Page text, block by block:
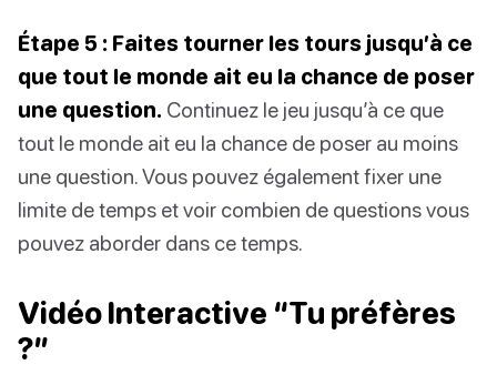
Étape 5 : Faites tourner les tours jusqu’à ce
que tout le monde ait eu la chance de poser
une question. Continuez le jeu jusqu’à ce que
tout le monde ait eu la chance de poser au moins
une question. Vous pouvez également fixer une
limite de temps et voir combien de questions vous
pouvez aborder dans ce temps.
Vidéo Interactive “Tu préfères
?”